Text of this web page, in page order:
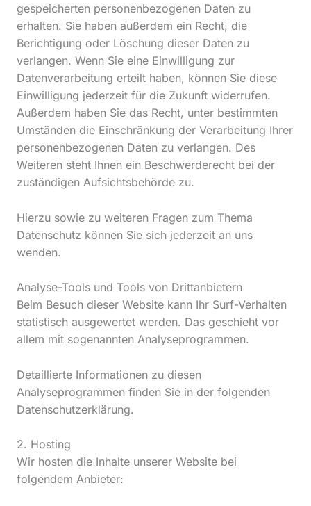
gespeicherten personenbezogenen Daten zu
erhalten. Sie haben außerdem ein Recht, die
Berichtigung oder Löschung dieser Daten zu
verlangen. Wenn Sie eine Einwilligung zur
Datenverarbeitung erteilt haben, können Sie diese
Einwilligung jederzeit für die Zukunft widerrufen.
Außerdem haben Sie das Recht, unter bestimmten
Umständen die Einschränkung der Verarbeitung Ihrer
personenbezogenen Daten zu verlangen. Des
Weiteren steht Ihnen ein Beschwerderecht bei der
zuständigen Aufsichtsbehörde zu.
Hierzu sowie zu weiteren Fragen zum Thema
Datenschutz können Sie sich jederzeit an uns
wenden.
Analyse-Tools und Tools von Dritt­anbietern
Beim Besuch dieser Website kann Ihr Surf-Verhalten
statistisch ausgewertet werden. Das geschieht vor
allem mit sogenannten Analyseprogrammen.
Detaillierte Informationen zu diesen
Analyseprogrammen finden Sie in der folgenden
Datenschutzerklärung.
2. Hosting
Wir hosten die Inhalte unserer Website bei
folgendem Anbieter: